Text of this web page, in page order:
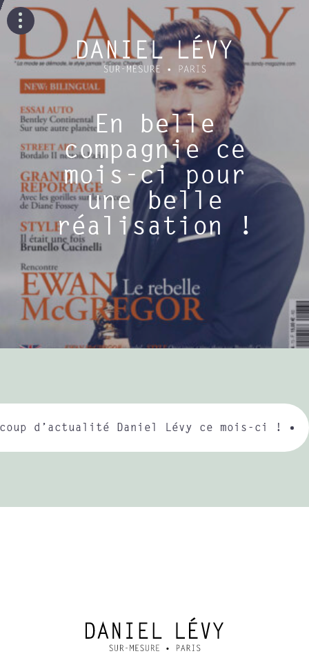
En belle
compagnie ce
mois-ci pour
une belle
réalisation !
d’actualité Daniel Lévy ce mois-ci !